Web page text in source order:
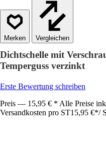
Vergleichen
Dichtschelle mit
Temperguss verzinkt
Erste Bewertung schreiben
Preis — 15,95 € * Alle Preise
Versandkosten pro ST15,95 €*/